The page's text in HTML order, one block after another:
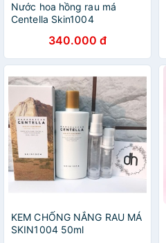
Nước hoa hồng rau má
Centella Skin1004
340.000 đ
KEM CHỐNG NẮNG RAU MÁ
SKIN1004 50ml